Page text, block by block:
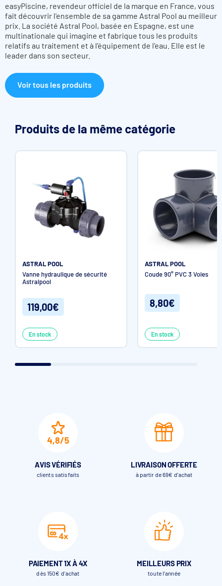
easyPiscine, revendeur officiel de la marque en France, vous
fait découvrir l'ensemble de sa gamme Astral Pool au meilleur
prix. La société Astral Pool, basée en Espagne, est une
multinationale qui imagine et fabrique tous les produits
relatifs au traitement et à l'équipement de l'eau. Elle est le
leader dans son secteur.
Voir tous les produits
Produits de la même catégorie
ASTRAL POOL
Vanne hydraulique de sécurité
Astralpool
119,00€
En stock
ASTRAL POOL
Coude 90° PVC 3 Voies
8,80€
En stock
4,8/5
AVIS VÉRIFIÉS
clients satisfaits
LIVRAISON OFFERTE
à partir de 69€ d’achat
PAIEMENT 1X À 4X
dès 150€ d'achat
MEILLEURS PRIX
toute l’année